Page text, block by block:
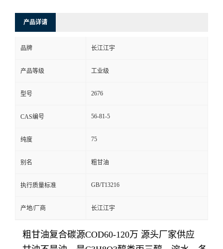
产品详请
品牌 长江江宇
产品等级 工业级
型号 2676
CAS编号 56-81-5
纯度 75
别名 粗甘油
执行质量标准 GB/T13216
产地/厂商 长江江宇
粗甘油复合碳源COD60-120万 源头厂家供应